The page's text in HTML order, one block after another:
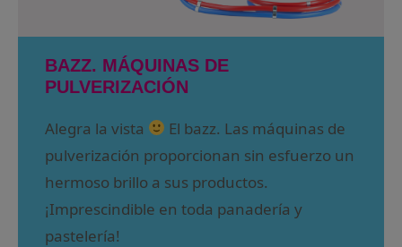
BAZZ. MÁQUINAS DE
PULVERIZACIÓN
Alegra la vista
El bazz. Las máquinas de
pulverización proporcionan sin esfuerzo un
hermoso brillo a sus productos.
¡Imprescindible en toda panadería y
pastelería!